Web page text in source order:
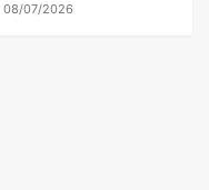
08/07/2026